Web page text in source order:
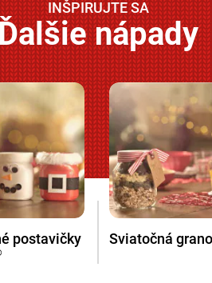
INŠPIRUJTE SA
nápady
postavičky
Sviatočná